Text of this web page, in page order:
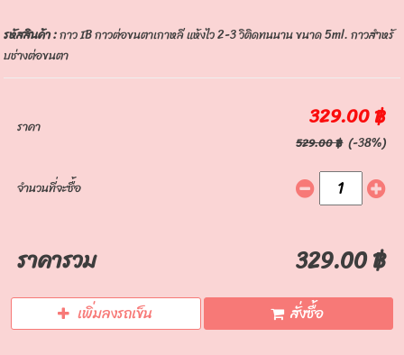
รหัสสินค้า :กาว IB กาวต่อขนตาเกาหลี แห้งไว 2-3 วิติดทนนาน ขนาด 5ml. กาวสำหรั
บช่างต่อขนตา
ราคา 329.00 ฿
529.00 ฿ (-38%)
จำนวนที่จะซื้อ
ราคารวม 329.00 ฿
เพิ่มลงรถเข็น สั่งซื้อ